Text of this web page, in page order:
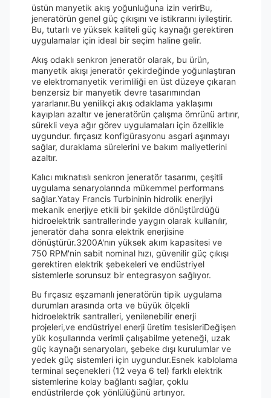
üstün manyetik akış yoğunluğuna izin verirBu,
jeneratörün genel güç çıkışını ve istikrarını iyileştirir.
Bu, tutarlı ve yüksek kaliteli güç kaynağı gerektiren
uygulamalar için ideal bir seçim haline gelir.
Akış odaklı senkron jeneratör olarak, bu ürün,
manyetik akışı jeneratör çekirdeğinde yoğunlaştıran
ve elektromanyetik verimliliği en üst düzeye çıkaran
benzersiz bir manyetik devre tasarımından
yararlanır.Bu yenilikçi akış odaklama yaklaşımı
kayıpları azaltır ve jeneratörün çalışma ömrünü artırır,
sürekli veya ağır görev uygulamaları için özellikle
uygundur. fırçasız konfigürasyonu asgari aşınmayı
sağlar, duraklama sürelerini ve bakım maliyetlerini
azaltır.
Kalıcı mıknatıslı senkron jeneratör tasarımı, çeşitli
uygulama senaryolarında mükemmel performans
sağlar.Yatay Francis Turbininin hidrolik enerjiyi
mekanik enerjiye etkili bir şekilde dönüştürdüğü
hidroelektrik santrallerinde yaygın olarak kullanılır,
jeneratör daha sonra elektrik enerjisine
dönüştürür.3200A'nın yüksek akım kapasitesi ve
750 RPM'nin sabit nominal hızı, güvenilir güç çıkışı
gerektiren elektrik şebekeleri ve endüstriyel
sistemlerle sorunsuz bir entegrasyon sağlıyor.
Bu fırçasız eşzamanlı jeneratörün tipik uygulama
durumları arasında orta ve büyük ölçekli
hidroelektrik santralleri, yenilenebilir enerji
projeleri,ve endüstriyel enerji üretim tesisleriDeğişen
yük koşullarında verimli çalışabilme yeteneği, uzak
güç kaynağı senaryoları, şebeke dışı kurulumlar ve
yedek güç sistemleri için uygundur.Esnek kablolama
terminal seçenekleri (12 veya 6 tel) farklı elektrik
sistemlerine kolay bağlantı sağlar, çoklu
endüstrilerde çok yönlülüğünü artırıyor.